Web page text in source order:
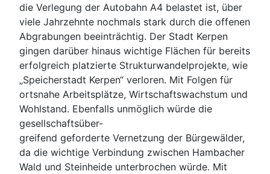
die Verlegung der Autobahn A4 belastet ist, über
viele Jahrzehnte nochmals stark durch die offenen
Abgrabungen beeinträchtig. Der Stadt Kerpen
gingen darüber hinaus wichtige Flächen für bereits
erfolgreich platzierte Strukturwandelprojekte, wie
„Speicherstadt Kerpen“ verloren. Mit Folgen für
ortsnahe Arbeitsplätze, Wirtschaftswachstum und
Wohlstand. Ebenfalls unmöglich würde die
gesellschaftsüber-
greifend geforderte Vernetzung der Bürgewälder,
da die wichtige Verbindung zwischen Hambacher
Wald und Steinheide unterbrochen würde. Mit